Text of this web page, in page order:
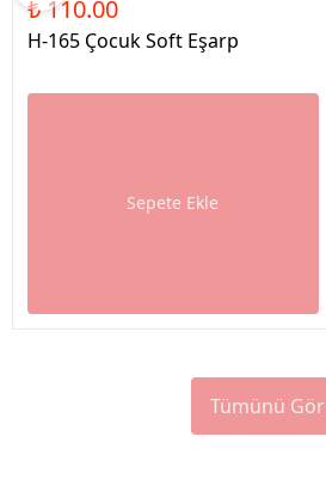
₺ 110.00
H-165 Çocuk Soft Eşarp
Sepete Ekle
Tümünü Gör